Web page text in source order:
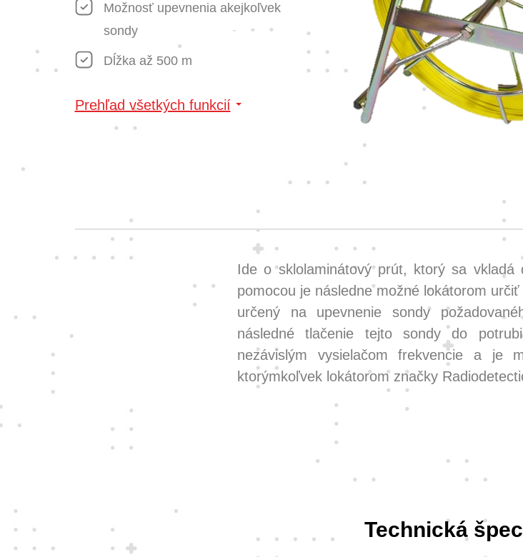
Možnosť upevnenia akejkoľvek
sondy
Dĺžka až 500 m
Prehľad všetkých funkcií
Ide o sklolaminátový prút, ktorý sa
pomocou je následne možné lokátorom
určený na upevnenie sondy
následné tlačenie tejto sondy do
nezávislým vysielačom frekvencie a je
ktorýmkoľvek lokátorom značky
Technická